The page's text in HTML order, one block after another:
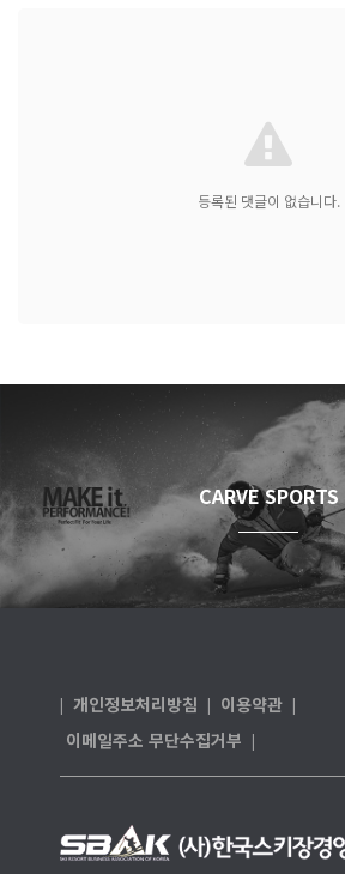
등록된 댓글이 없습니다.
CARVE SPORTS
| 개인정보처리방침 | 이용약관 |
이메일주소 무단수집거부 |